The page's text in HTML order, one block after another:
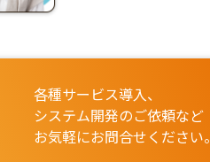
各種サービス導入、
システム開発のご依頼など
お気軽にお問合せください。